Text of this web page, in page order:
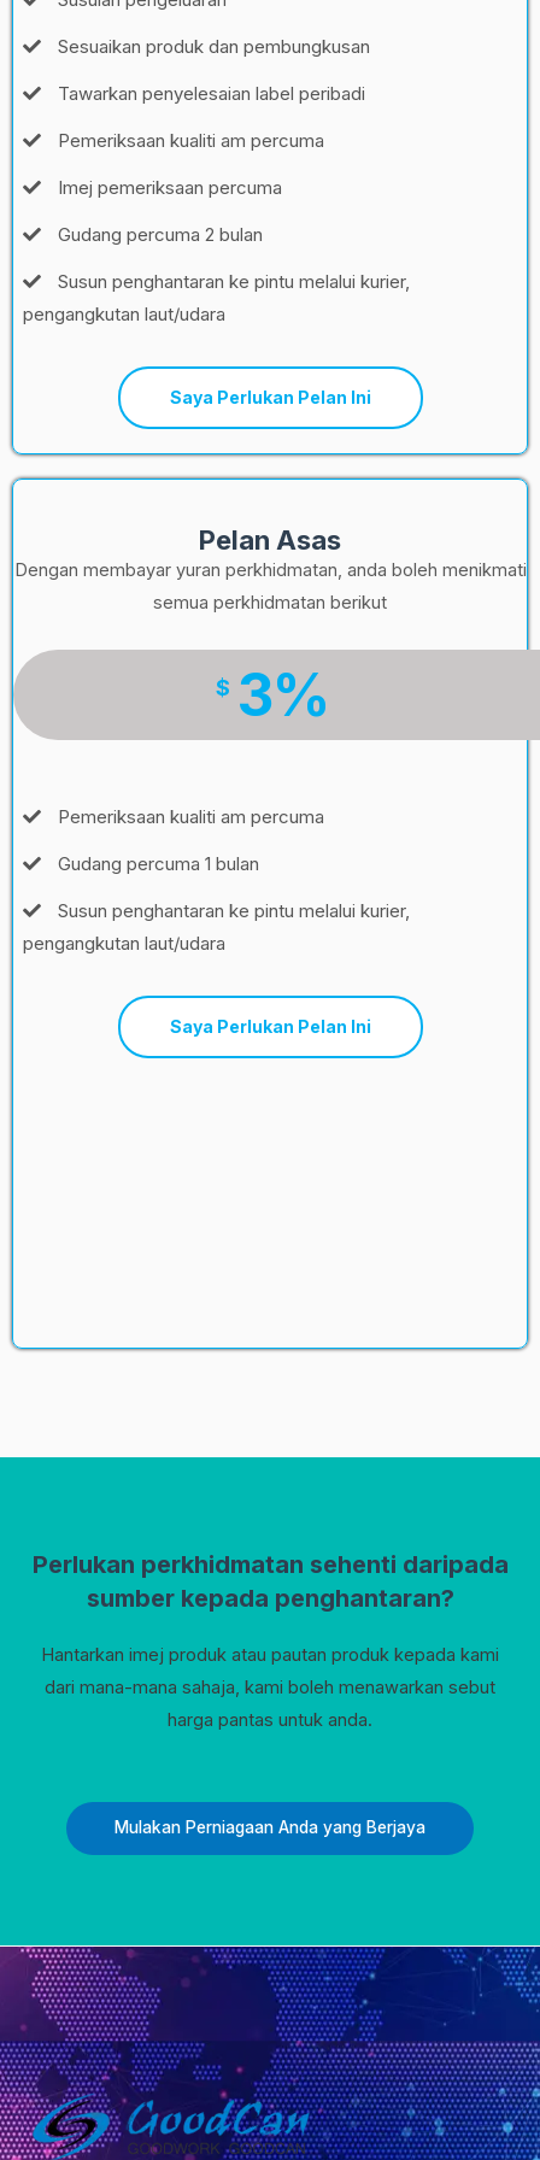
Sesuaikan produk dan pembungkusan
Tawarkan penyelesaian label peribadi
Pemeriksaan kualiti am percuma
Imej pemeriksaan percuma
Gudang percuma 2 bulan
Susun penghantaran ke pintu melalui kurier,
pengangkutan laut/udara
Saya Perlukan Pelan Ini
Pelan Asas
Dengan membayar yuran perkhidmatan, anda boleh menikmati
semua perkhidmatan berikut
$ 3%
Pemeriksaan kualiti am percuma
Gudang percuma 1 bulan
Susun penghantaran ke pintu melalui kurier,
pengangkutan laut/udara
Saya Perlukan Pelan Ini
Perlukan perkhidmatan sehenti daripada
sumber kepada penghantaran?
Hantarkan imej produk atau pautan produk kepada kami
dari mana-mana sahaja, kami boleh menawarkan sebut
harga pantas untuk anda.
Mulakan Perniagaan Anda yang Berjaya